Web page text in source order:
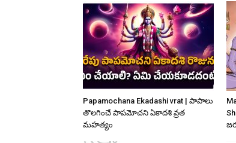
Papamochana Ekadashi vrat | పాపాలు
తొలగించే పాపమోచని ఏకాదశి వ్రత
మహత్యం